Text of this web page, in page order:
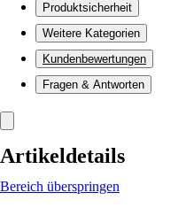
Produktsicherheit
Weitere Kategorien
Kundenbewertungen
Fragen & Antworten
Artikeldetails
Bereich überspringen